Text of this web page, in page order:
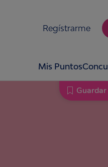
Regístrarme
Mis Puntos
Guardar